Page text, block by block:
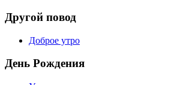
Другой повод
Доброе утро
День Рождения